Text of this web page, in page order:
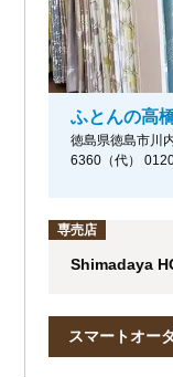
ふとんの高
徳島県徳島市川
6360（代）
専売店
Shimadaya
スマートオー